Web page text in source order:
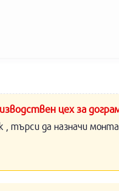
цех за
, търси да назначи